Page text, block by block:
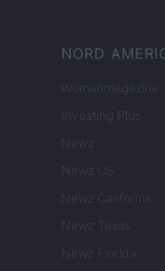
NORD
Womanmagazine
Investing Plus
Newz
Newz US
Newz California
Newz Texas
Newz Florida